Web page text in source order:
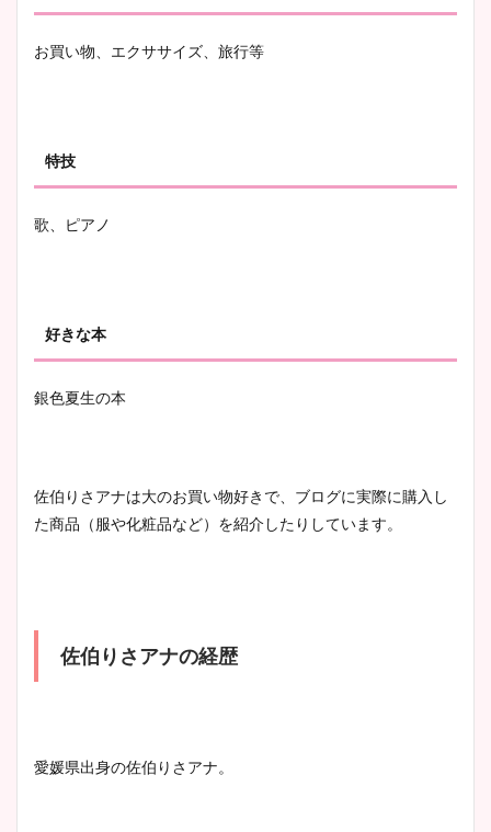
池谷実悠アナのメガネ画像が
お買い物、エクササイズ、旅行等
特技
歌、ピアノ
好きな本
銀色夏生の本
佐伯りさアナは大のお買い物好きで、ブログに実際に購入し
た商品（服や化粧品など）を紹介したりしています。
佐伯りさアナの経歴
愛媛県出身の佐伯りさアナ。